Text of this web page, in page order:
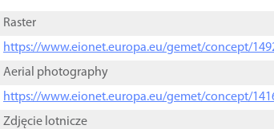
Raster
https://www.eionet.europa.eu/gemet/concept/
Aerial photography
https://www.eionet.europa.eu/gemet/concept/
Zdjęcie lotnicze